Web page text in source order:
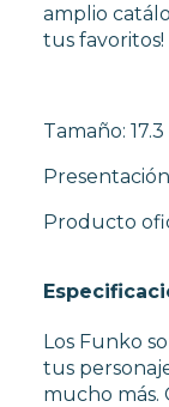
amplio
tus favoritos!
Tamaño:
Producto
Los Funko
tus
mucho más.